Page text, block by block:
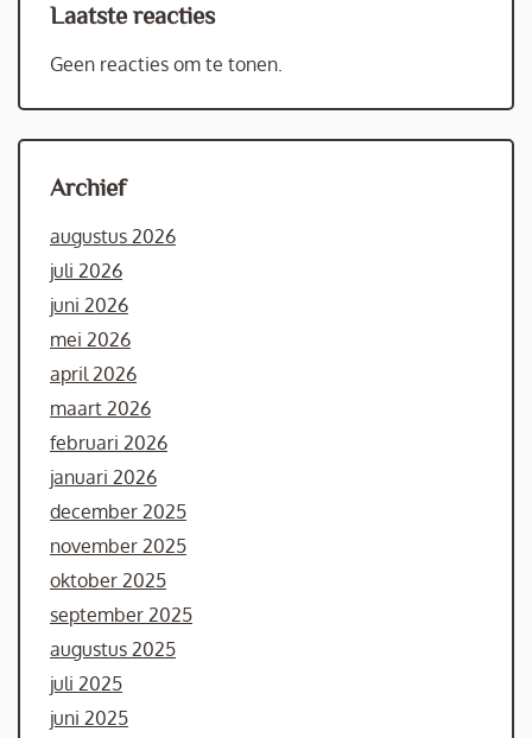
Laatste reacties
Geen reacties om te tonen.
Archief
augustus 2026
juli 2026
juni 2026
mei 2026
april 2026
maart 2026
februari 2026
januari 2026
december 2025
november 2025
oktober 2025
september 2025
augustus 2025
juli 2025
juni 2025